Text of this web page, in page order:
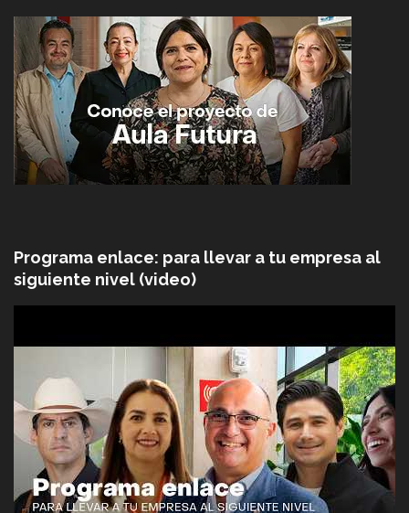
Programa enlace: para llevar a tu empresa al
siguiente nivel (video)